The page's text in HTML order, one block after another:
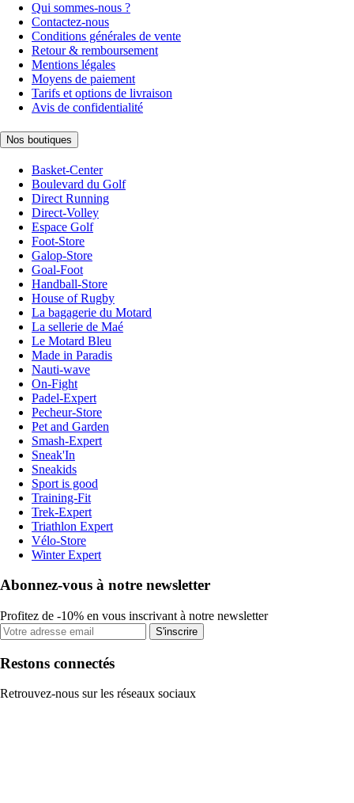
Qui sommes-nous ?
Contactez-nous
Conditions générales de vente
Retour & remboursement
Mentions légales
Moyens de paiement
Tarifs et options de livraison
Avis de confidentialité
Nos boutiques
Basket-Center
Boulevard du Golf
Direct Running
Direct-Volley
Espace Golf
Foot-Store
Galop-Store
Goal-Foot
Handball-Store
House of Rugby
La bagagerie du Motard
La sellerie de Maé
Le Motard Bleu
Made in Paradis
Nauti-wave
On-Fight
Padel-Expert
Pecheur-Store
Pet and Garden
Smash-Expert
Sneak'In
Sneakids
Sport is good
Training-Fit
Trek-Expert
Triathlon Expert
Vélo-Store
Winter Expert
Abonnez-vous à notre newsletter
Profitez de -10% en vous inscrivant à notre newsletter
S'inscrire
Restons connectés
Retrouvez-nous sur les réseaux sociaux